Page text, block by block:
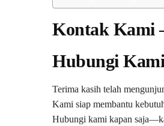
Kontak Kami
Hubungi
Terima kasih telah
Kami siap membantu
Hubungi kami kapan